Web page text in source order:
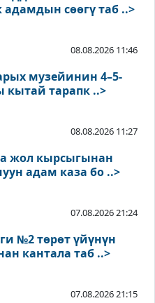
сөөгү таб ..>
08.08.2026 11:46
музейинин 4–5-
кытай тарапк ..>
08.08.2026 11:27
жол кырсыгынан
адам каза бо ..>
07.08.2026 21:24
№2 төрөт үйүнүн
кантала таб ..>
07.08.2026 21:15